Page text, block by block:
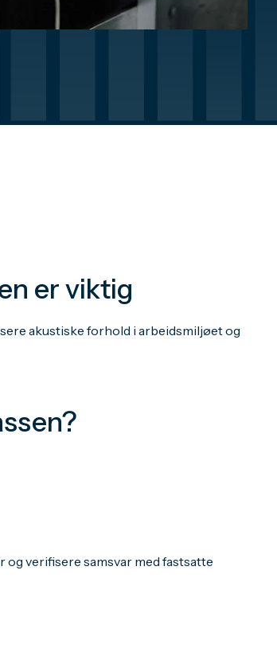
er viktig
akustiske forhold i arbeidsmiljøet og
verifisere samsvar med fastsatte